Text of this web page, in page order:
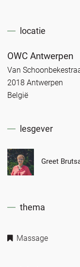
locatie
OWC Antwerpen
Van
2018 Antwerpen
België
lesgever
Greet
thema
Massage